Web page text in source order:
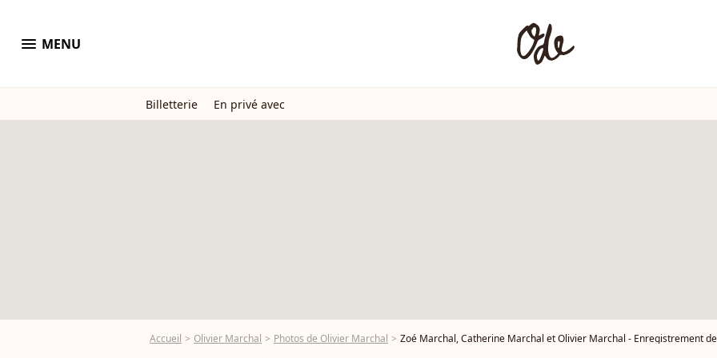
menu MENU
Billetterie En privé avec
Accueil Olivier Marchal Photos de Olivier Marchal Zoé Marchal, Catherine Marchal et Olivier Marchal - Enregistrement de l'émission "Vivement